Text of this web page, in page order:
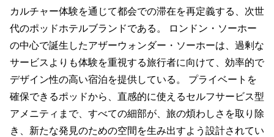
カルチャー体験を通じて都会での滞在を再定義する、次世
代のポッドホテルブランドである。 ロンドン・ソーホー
の中心で誕生したアザーウォンダー・ソーホーは、過剰な
サービスよりも体験を重視する旅行者に向けて、効率的で
デザイン性の高い宿泊を提供している。 プライベートを
確保できるポッドから、直感的に使えるセルフサービス型
アメニティまで、すべての細部が、旅の煩わしさを取り除
き、新たな発見のための空間を生み出すよう設計されてい